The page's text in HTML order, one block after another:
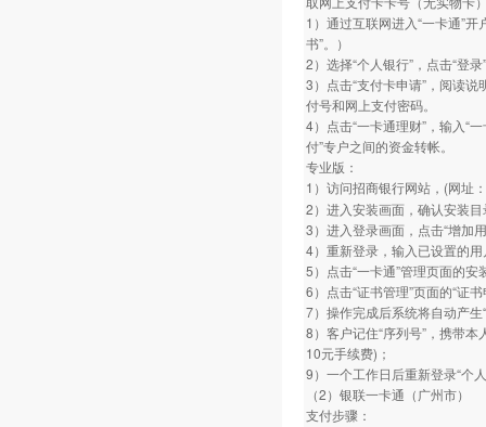
1）通过互联网进入“一卡通”
书”。）
2）选择“个人银行”，点击“登录
3）点击“支付卡申请”，阅读
付号和网上支付密码。
4）点击“一卡通理财”，输入“
付”专户之间的资金转帐。
专业版：
1）访问招商银行网站，(网址
2）进入安装画面，确认安装目
3）进入登录画面，点击“增加
4）重新登录，输入已设置的
5）点击“一卡通”管理页面的安
6）点击“证书管理”页面的“证
7）操作完成后系统将自动产生
8）客户记住“序列号”，携带
10元手续费)；
9）一个工作日后重新登录“个
（2）银联一卡通（广州市）
支付步骤：